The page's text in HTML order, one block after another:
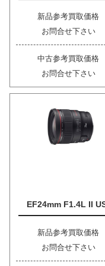
新品参考買取価格
お問合せ下さい
中古参考買取価格
お問合せ下さい
EF24mm F1.4L II
新品参考買取価格
お問合せ下さい